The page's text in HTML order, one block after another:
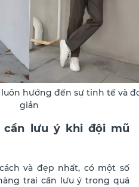
hướng đến sự tinh tế và
giản
cần lưu ý khi đội mũ
và đẹp nhất, có một số
trai cần lưu ý trong quá